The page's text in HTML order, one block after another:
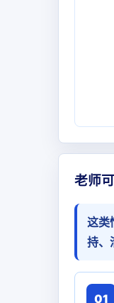
老师
这类
持、
01